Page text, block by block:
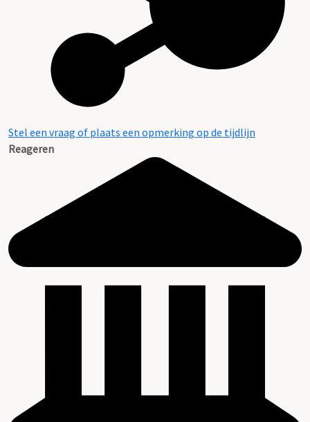
Stel een vraag of plaats een opmerking op de tijdlijn
Reageren